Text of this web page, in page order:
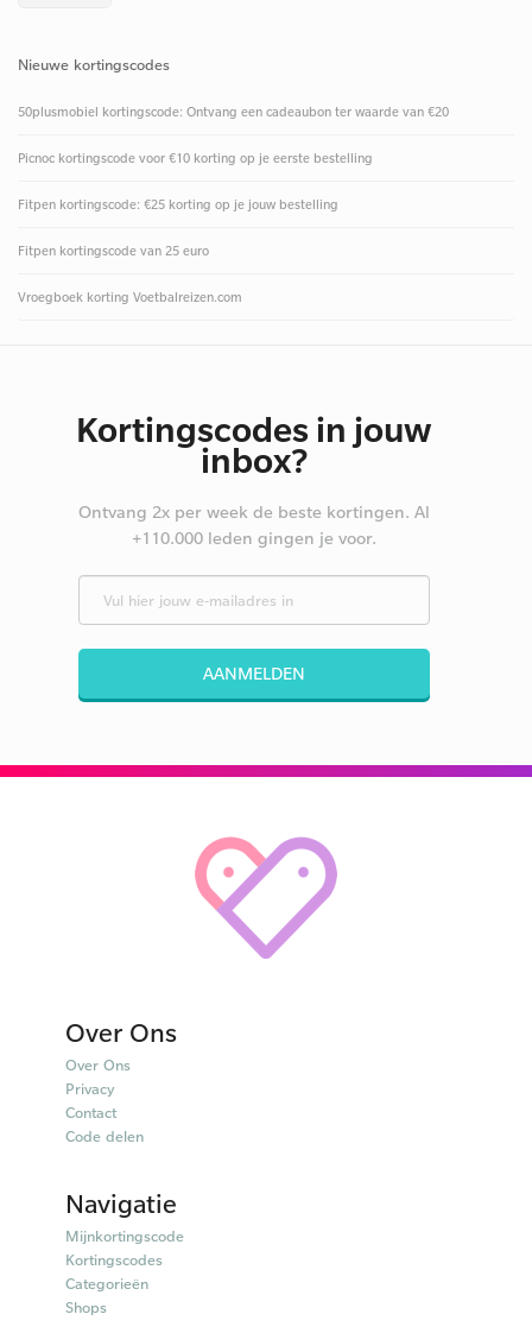
Nieuwe kortingscodes
50plusmobiel kortingscode: Ontvang een cadeaubon ter waarde van €20
Picnoc kortingscode voor €10 korting op je eerste bestelling
Fitpen kortingscode: €25 korting op je jouw bestelling
Fitpen kortingscode van 25 euro
Vroegboek korting Voetbalreizen.com
Kortingscodes in jouw
inbox?
Ontvang 2x per week de beste kortingen. Al
+110.000 leden gingen je voor.
AANMELDEN
Over Ons
Over Ons
Privacy
Contact
Code delen
Navigatie
Mijnkortingscode
Kortingscodes
Categorieën
Shops